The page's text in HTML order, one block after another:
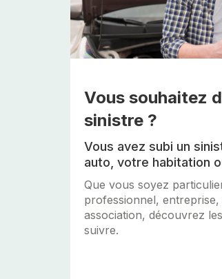
Vous souhaitez
sinistre ?
Vous avez subi un
auto, votre habitation
Que vous soyez
professionnel,
association, découvrez
suivre.